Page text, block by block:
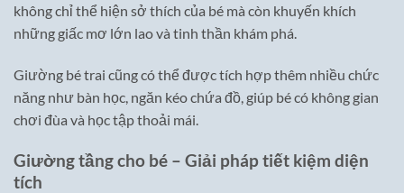
không chỉ thể hiện sở thích của bé mà còn khuyến khích
những giấc mơ lớn lao và tinh thần khám phá.
Giường bé trai cũng có thể được tích hợp thêm nhiều chức
năng như bàn học, ngăn kéo chứa đồ, giúp bé có không gian
chơi đùa và học tập thoải mái.
Giường tầng cho bé – Giải pháp tiết kiệm diện
tích